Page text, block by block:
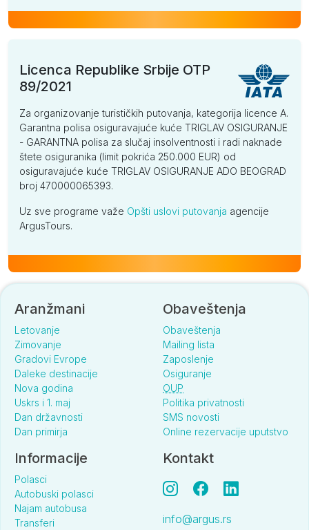
Licenca Republike Srbije OTP
89/2021
Za organizovanje turističkih putovanja, kategorija licence A.
Garantna polisa osiguravajuće kuće TRIGLAV OSIGURANJE
- GARANTNA polisa za slučaj insolventnosti i radi naknade
štete osiguranika (limit pokrića 250.000 EUR) od
osiguravajuće kuće TRIGLAV OSIGURANJE ADO BEOGRAD
broj 470000065393.
Uz sve programe važe Opšti uslovi putovanja agencije
ArgusTours.
Aranžmani
Letovanje
Zimovanje
Gradovi Evrope
Daleke destinacije
Nova godina
Uskrs i 1. maj
Dan državnosti
Dan primirja
Obaveštenja
Obaveštenja
Mailing lista
Zaposlenje
Osiguranje
OUP
Politika privatnosti
SMS novosti
Online rezervacije uputstvo
Informacije
Polasci
Autobuski polasci
Najam autobusa
Transferi
Kontakt
info@argus.rs